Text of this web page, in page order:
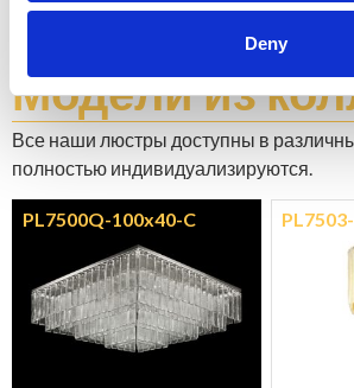
Deny
Моделииз
Все наши люстры доступны в
полностью индивидуализируются.
PL7500Q-100x40-C